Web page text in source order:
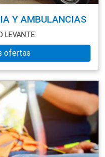
Y AMBULANCIAS
LEVANTE
ofertas